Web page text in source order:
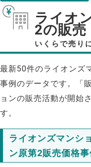
ライオ
2の販売
いくらで売り
最新50件のライオンズ
事例のデータです。「
ョンの販売活動が開始
す。
ライオンズマンショ
ン原第2販売価格事